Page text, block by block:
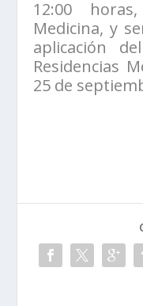
12:00
Medicina, y
aplicación
Residencias
25 de